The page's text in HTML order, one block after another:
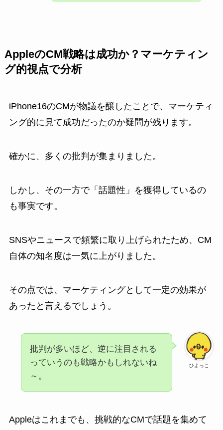
AppleのCM戦略は成功か？マーケティン
グ的視点で分析
iPhone16のCMが物議を醸したことで、マーケティ
ング的に見て成功だったのか疑問が残ります。
確かに、多くの批判が集まりました。
しかし、その一方で「話題性」を獲得しているの
も事実です。
SNSやニュースで頻繁に取り上げられたため、CM
自体の知名度は一気に上がりました。
その点では、マーケティングとして一定の効果が
あったと言えるでしょう。
ひよっこ
批判が多いほど、逆に注目される
っていうのも戦略かもしれないね
～。
Appleはこれまでも、挑戦的なCMで話題を集めて